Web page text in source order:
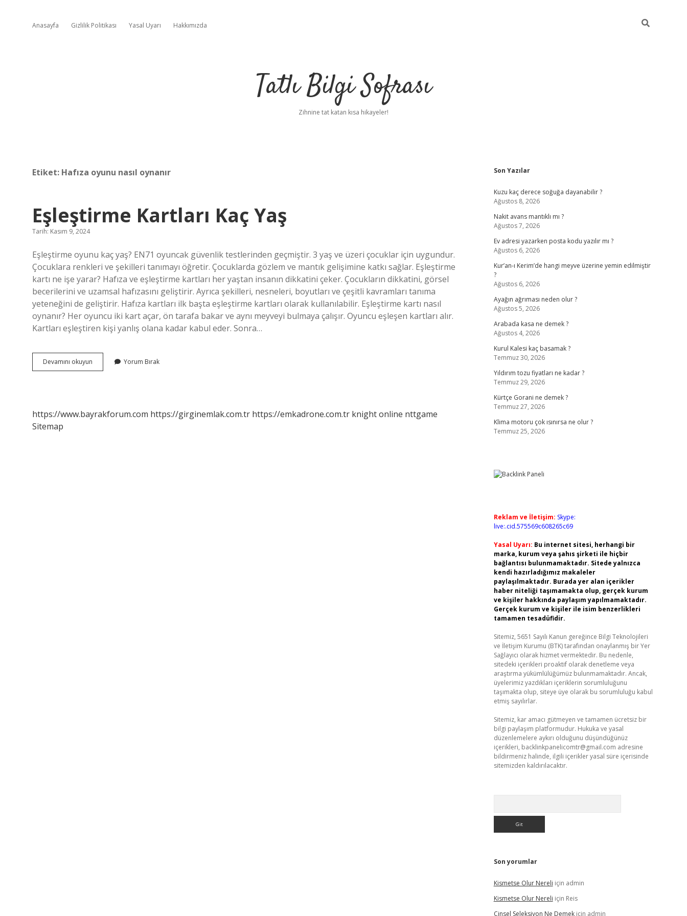
Anasayfa Gizlilik Politikası Yasal Uyarı Hakkımızda
Tatlı Bilgi Sofrası
Zihnine tat katan kısa hikayeler!
Etiket: Hafıza oyunu nasıl oynanır
Eşleştirme Kartları Kaç Yaş
Tarih: Kasım 9, 2024
Eşleştirme oyunu kaç yaş? EN71 oyuncak güvenlik testlerinden geçmiştir. 3 yaş ve üzeri çocuklar için uygundur.
Çocuklara renkleri ve şekilleri tanımayı öğretir. Çocuklarda gözlem ve mantık gelişimine katkı sağlar. Eşleştirme
kartı ne işe yarar? Hafıza ve eşleştirme kartları her yaştan insanın dikkatini çeker. Çocukların dikkatini, görsel
becerilerini ve uzamsal hafızasını geliştirir. Ayrıca şekilleri, nesneleri, boyutları ve çeşitli kavramları tanıma
yeteneğini de geliştirir. Hafıza kartları ilk başta eşleştirme kartları olarak kullanılabilir. Eşleştirme kartı nasıl
oynanır? Her oyuncu iki kart açar, ön tarafa bakar ve aynı meyveyi bulmaya çalışır. Oyuncu eşleşen kartları alır.
Kartları eşleştiren kişi yanlış olana kadar kabul eder. Sonra…
Devamını okuyun Eşleştirme
Kartları
Yorum Bırak
https://www.bayrakforum.com https://girginemlak.com.tr https://emkadrone.com.tr knight online nttgame
Sitemap
Sidebar
Son Yazılar
Kuzu kaç derece soğuğa dayanabilir ?
Ağustos 8, 2026
Nakit avans mantıklı mı ?
Ağustos 7, 2026
Ev adresi yazarken posta kodu yazılır mı ?
Ağustos 6, 2026
Kur’an-ı Kerim’de hangi meyve üzerine yemin edilmiştir
?
Ağustos 6, 2026
Ayağın ağrıması neden olur ?
Ağustos 5, 2026
Arabada kasa ne demek ?
Ağustos 4, 2026
Kurul Kalesi kaç basamak ?
Temmuz 30, 2026
Yıldırım tozu fiyatları ne kadar ?
Temmuz 29, 2026
Kürtçe Gorani ne demek ?
Temmuz 27, 2026
Klima motoru çok ısınırsa ne olur ?
Temmuz 25, 2026
Reklam ve İletişim: Skype:
live:.cid.575569c608265c69
Yasal Uyarı: Bu internet sitesi, herhangi bir
marka, kurum veya şahıs şirketi ile hiçbir
bağlantısı bulunmamaktadır. Sitede yalnızca
kendi hazırladığımız makaleler
paylaşılmaktadır. Burada yer alan içerikler
haber niteliği taşımamakta olup, gerçek kurum
ve kişiler hakkında paylaşım yapılmamaktadır.
Gerçek kurum ve kişiler ile isim benzerlikleri
tamamen tesadüfidir.
Sitemiz, 5651 Sayılı Kanun gereğince Bilgi Teknolojileri
ve İletişim Kurumu (BTK) tarafından onaylanmış bir Yer
Sağlayıcı olarak hizmet vermektedir. Bu nedenle,
sitedeki içerikleri proaktif olarak denetleme veya
araştırma yükümlülüğümüz bulunmamaktadır. Ancak,
üyelerimiz yazdıkları içeriklerin sorumluluğunu
taşımakta olup, siteye üye olarak bu sorumluluğu kabul
etmiş sayılırlar.
Sitemiz, kar amacı gütmeyen ve tamamen ücretsiz bir
bilgi paylaşım platformudur. Hukuka ve yasal
düzenlemelere aykırı olduğunu düşündüğünüz
içerikleri, backlinkpanelicomtr@gmail.com adresine
bildirmeniz halinde, ilgili içerikler yasal süre içerisinde
sitemizden kaldırılacaktır.
Son yorumlar
Kismetse Olur Nereli için admin
Kismetse Olur Nereli için Reis
Cinsel Seleksiyon Ne Demekiçin admin